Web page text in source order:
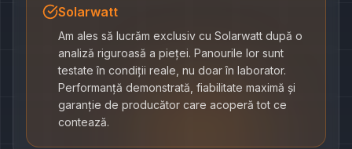
Solarwatt
Am ales să lucrăm exclusiv cu Solarwatt după o
analiză riguroasă a pieței. Panourile lor sunt
testate în condiții reale, nu doar în laborator.
Performanță demonstrată, fiabilitate maximă și
garanție de producător care acoperă tot ce
contează.